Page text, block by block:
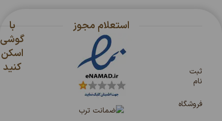
ثبت
نام
فروشگاه
استعلام مجوز
با
گوشی
اسکن
کنید